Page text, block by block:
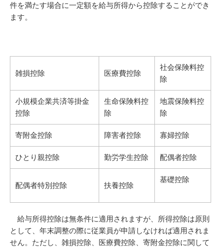
件を満たす場合に一定額を給与所得から控除することができ
ます。
雑損控除 医療費控除
社会保険料控
除
小規模企業共済等掛金
控除
生命保険料控
除
地震保険料控
除
寄附金控除 障害者控除 寡婦控除
ひとり親控除 勤労学生控除 配偶者控除
配偶者特別控除 扶養控除
基礎控除
給与所得控除は無条件に適用されますが、所得控除は原則
として、年末調整の際に従業員が申請しなければ適用されま
せん。ただし、雑損控除、医療費控除、寄附金控除に関して